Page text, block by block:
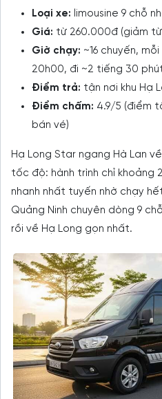
Loại xe: limousine 9 chỗ
Giá: từ 260.000đ (giảm
Giờ chạy: ~16 chuyến,
20h00, đi ~2 tiếng 30
Điểm trả: tận nơi khu Hạ
Điểm chấm: 4.9/5 (điểm
bán vé)
Hạ Long Star ngang Hà Lan
tốc độ: hành trình chỉ khoảng
nhanh nhất tuyến nhờ chạy
Quảng Ninh chuyên dòng 9
rồi về Hạ Long gọn nhất.